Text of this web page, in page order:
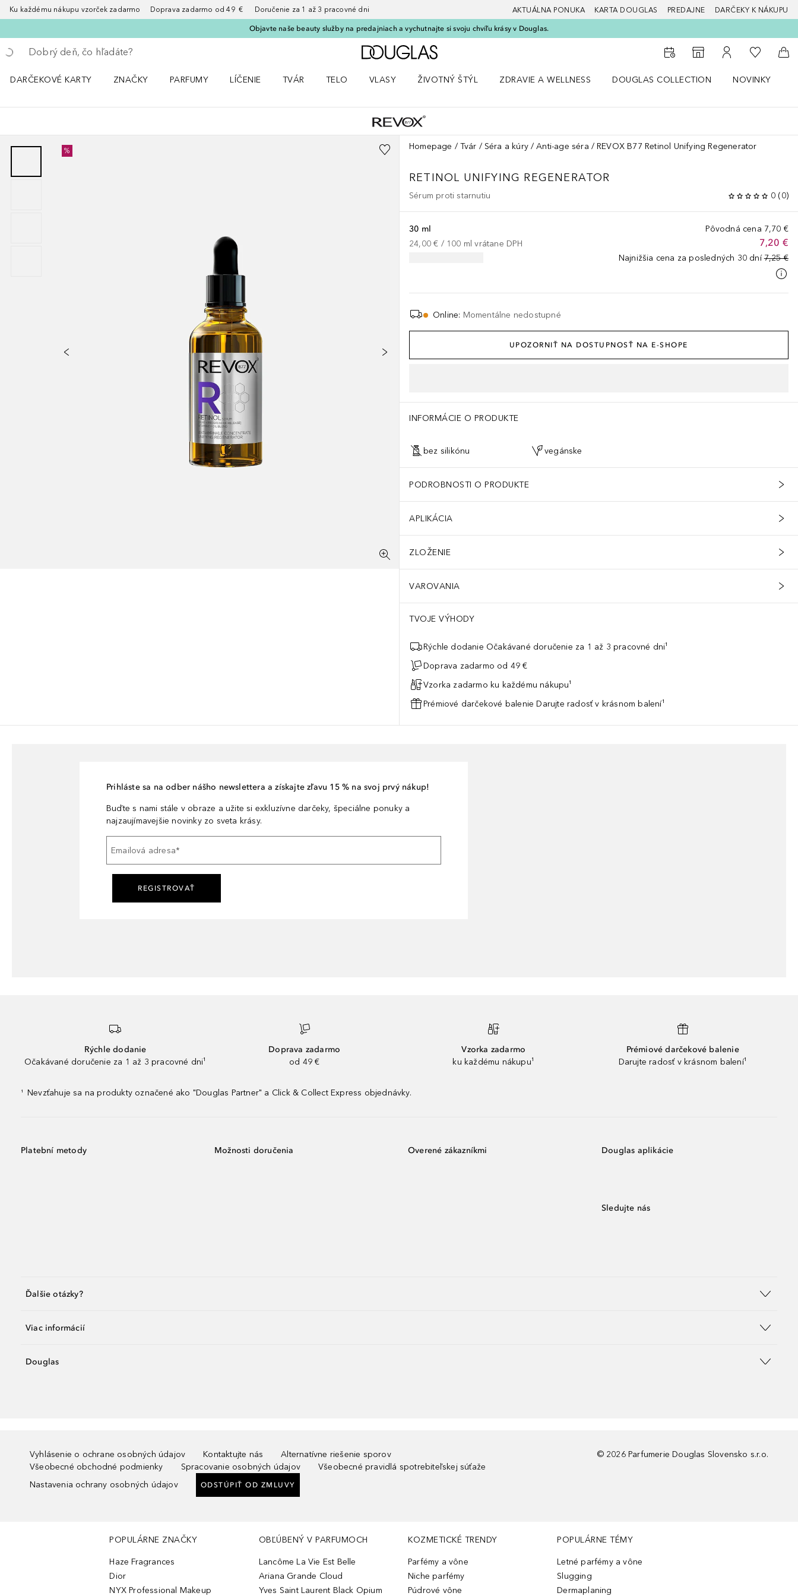
Ku každému nákupu vzorček zadarmo Doprava zadarmo od 49 € Doručenie za 1 až 3 pracovné dni AKTUÁLNA PONUKA KARTA DOUGLAS PREDAJNE DARČEKY K NÁKUPU
Objavte naše beauty služby na predajniach a vychutnajte si svoju chvíľu krásy v Douglas.
Choď späť
Vykonajte vyhľadávanie
Domov
Do vyhľadávača predajní
Do môjho účtu
Do môjho
Do
DARČEKOVÉ KARTY
ZNAČKY
PARFUMY
LÍČENIE
TVÁR
TELO
VLASY
ŽIVOTNÝ ŠTÝL
ZDRAVIE A WELLNESS
DOUGLAS COLLECTION
NOVINKY
% Homepage Tvár Séra a kúry Anti-age séra REVOX B77 Retinol Unifying Regenerator
RETINOL UNIFYING REGENERATOR
Sérum proti starnutiu 0 (0)
Pôvodná cena 7,70 €
7,20 €
Najnižšia cena za posledných 30 dní 7,25 €
30 ml
24,00 € / 100 ml vrátane DPH
Online: Momentálne nedostupné
UPOZORNIŤ NA DOSTUPNOSŤ NA E-SHOPE
INFORMÁCIE O PRODUKTE
bez silikónu vegánske
PODROBNOSTI O PRODUKTE
APLIKÁCIA
ZLOŽENIE
VAROVANIA
TVOJE VÝHODY
Rýchle dodanie Očakávané doručenie za 1 až 3 pracovné dni¹
Doprava zadarmo od 49 €
Vzorka zadarmo ku každému nákupu¹
Prémiové darčekové balenie Darujte radosť v krásnom balení¹
Prihláste sa na odber nášho newslettera a získajte zľavu 15 % na svoj prvý nákup!
Buďte s nami stále v obraze a užite si exkluzívne darčeky, špeciálne ponuky a
najzaujímavejšie novinky zo sveta krásy.
Emailová adresa*
REGISTROVAŤ
Rýchle dodanie
Očakávané doručenie za 1 až 3 pracovné dni¹
Doprava zadarmo
od 49 €
Vzorka zadarmo
ku každému nákupu¹
Prémiové darčekové balenie
Darujte radosť v krásnom balení¹
¹ Nevzťahuje sa na produkty označené ako "Douglas Partner" a Click & Collect Express objednávky.
Platební metody Možnosti doručenia Overené zákazníkmi Douglas aplikácie
Sledujte nás
Ďalšie otázky?
Viac informácií
Douglas
Vyhlásenie o ochrane osobných údajov Kontaktujte nás
Alternatívne riešenie sporov
Všeobecné obchodné podmienky
Spracovanie osobných údajov
Všeobecné pravidlá spotrebiteľskej súťaže
Nastavenia ochrany osobných údajov
ODSTÚPIŤ OD ZMLUVY
© 2026 Parfumerie Douglas Slovensko s.r.o.
POPULÁRNE ZNAČKY
Haze Fragrances
Dior
NYX Professional Makeup
OBĽÚBENÝ V PARFUMOCH
Lancôme La Vie Est Belle
Ariana Grande Cloud
Yves Saint Laurent Black Opium
KOZMETICKÉ TRENDY
Parfémy a vône
Niche parfémy
Púdrové vône
POPULÁRNE TÉMY
Letné parfémy a vône
Slugging
Dermaplaning